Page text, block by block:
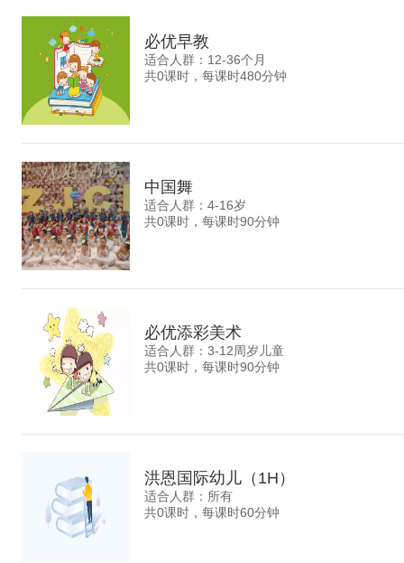
必优早教
适合人群：12-36个月
共0课时，每课时480分钟
中国舞
适合人群：4-16岁
共0课时，每课时90分钟
必优添彩美术
适合人群：3-12周岁儿童
共0课时，每课时90分钟
洪恩国际幼儿（1H）
适合人群：所有
共0课时，每课时60分钟